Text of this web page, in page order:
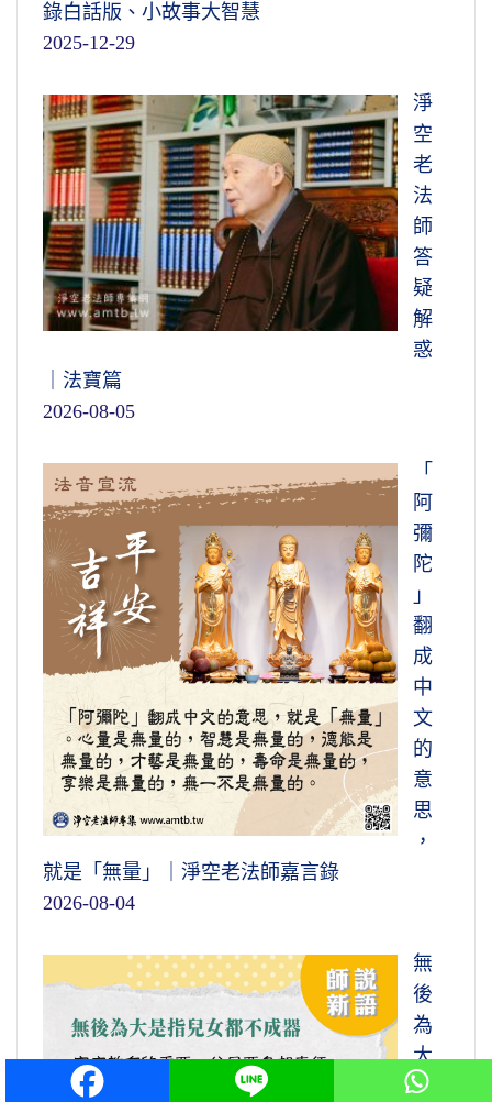
錄白話版、小故事大智慧
2025-12-29
淨
空
老
法
師
答
疑
解
惑
｜法寶篇
2026-08-05
「
阿
彌
陀
」
翻
成
中
文
的
意
思
，
就是「無量」｜淨空老法師嘉言錄
2026-08-04
無
後
為
大
是